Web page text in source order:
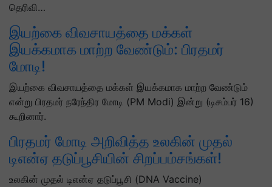
தெரிவி…
இயற்கை விவசாயத்தை மக்கள்
இயக்கமாக மாற்ற வேண்டும்: பிரதமர்
மோடி!
இயற்கை விவசாயத்தை மக்கள் இயக்கமாக மாற்ற வேண்டும்
என்று பிரதமர் நரேந்திர மோடி (PM Modi) இன்று (டிசம்பர் 16)
கூறினார்.
பிரதமர் மோடி அறிவித்த உலகின் முதல்
டிஎன்ஏ தடுப்பூசியின் சிறப்பம்சங்கள்!
உலகின் முதல் டிஎன்ஏ தடுப்பூசி (DNA Vaccine)